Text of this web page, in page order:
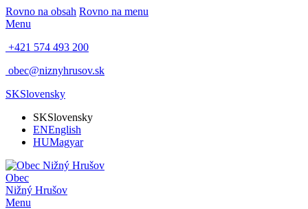
Rovno na obsah Rovno na menu
Menu
+421 574 493 200
obec@niznyhrusov.sk
SKSlovensky
SKSlovensky
ENEnglish
HUMagyar
Obec
Nižný Hrušov
Menu